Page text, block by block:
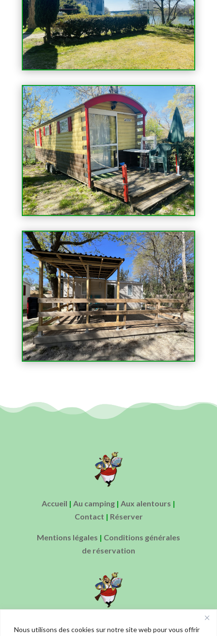
Nous utilisons des cookies sur notre site web pour vous offrir
Accueil | Au camping | Aux alentours |
Contact | Réserver
Mentions légales | Conditions générales
de réservation